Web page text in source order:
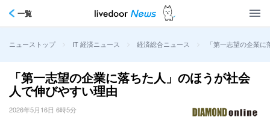
一覧
ニューストップ > IT 経済ニュース > 経済総合ニュース > 「第一志望の企業
「第一志望の企業に落ちた人」のほうが社会
人で伸びやすい理由
2026年5月16日 6時5分